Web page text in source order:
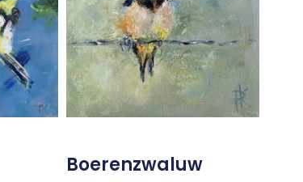
Boerenzwaluw